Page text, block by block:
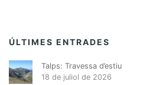
ÚLTIMES ENTRADES
Talps: Travessa d’estiu
18 de juliol de 2026